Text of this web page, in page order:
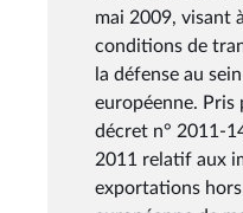
mai 2009, visant
conditions de
la défense au
européenne.
décret n° 2011-
2011 relatif aux
exportations